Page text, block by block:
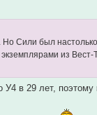
Сили был
из Вест-
в 29 лет,